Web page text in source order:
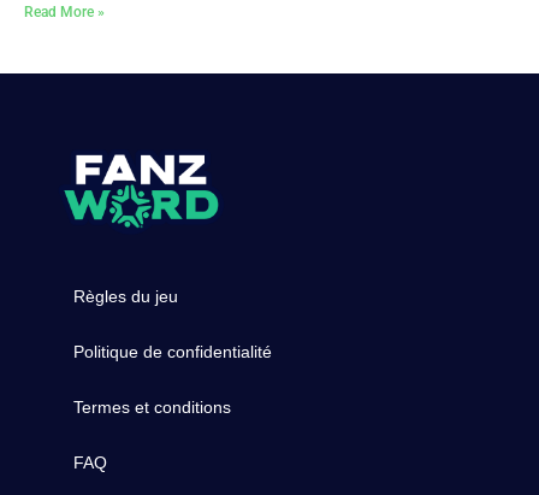
Read More »
Règles du jeu
Politique de confidentialité
Termes et conditions
FAQ